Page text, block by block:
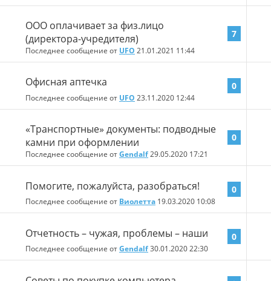
ООО оплачивает за физ.лицо
(директора-учредителя)
Последнее сообщение от UFO 21.01.2021 11:44
7
Офисная аптечка
Последнее сообщение от UFO 23.11.2020 12:44
0
«Транспортные» документы: подводные
камни при оформлении
Последнее сообщение отGendalf29.05.2020 17:21
0
Помогите, пожалуйста, разобраться!
Последнее сообщение от Виолетта 19.03.2020 10:08
0
Отчетность – чужая, проблемы – наши
Последнее сообщение отGendalf30.01.202022:30
0